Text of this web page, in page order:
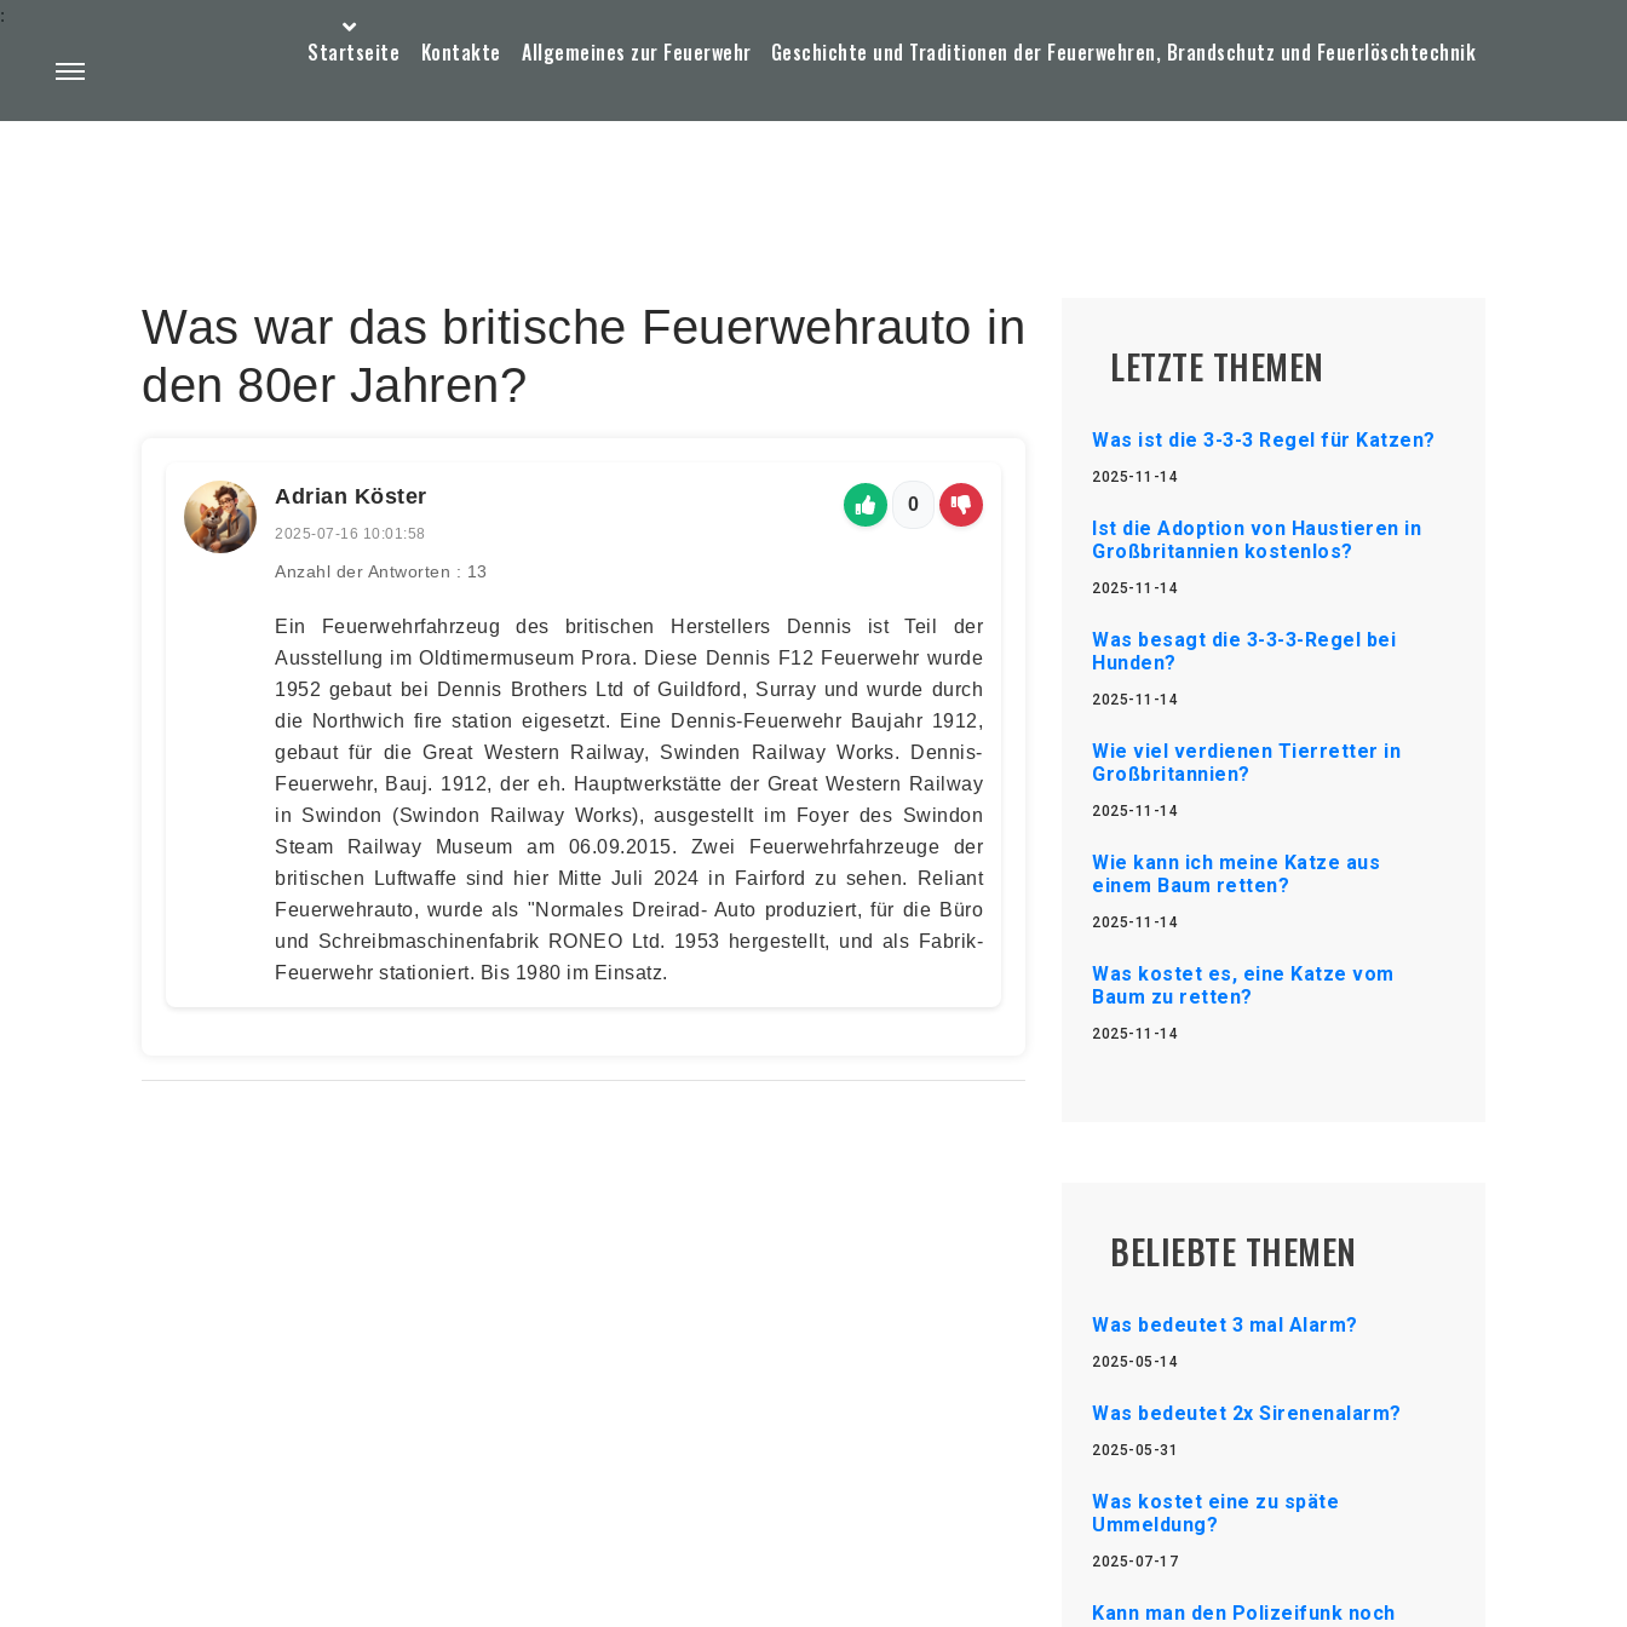
Startseite Kontakte Allgemeines zur Feuerwehr Geschichte und Traditionen der Feuerwehren, Brandschutz und Feuerlöschtechnik
:
Was war das britische Feuerwehrauto in
den 80er Jahren?
Adrian Köster
2025-07-16 10:01:58
Anzahl der Antworten : 13
0
Ein Feuerwehrfahrzeug des britischen Herstellers Dennis ist Teil der
Ausstellung im Oldtimermuseum Prora. Diese Dennis F12 Feuerwehr wurde
1952 gebaut bei Dennis Brothers Ltd of Guildford, Surray und wurde durch
die Northwich fire station eigesetzt. Eine Dennis-Feuerwehr Baujahr 1912,
gebaut für die Great Western Railway, Swinden Railway Works. Dennis-
Feuerwehr, Bauj. 1912, der eh. Hauptwerkstätte der Great Western Railway
in Swindon (Swindon Railway Works), ausgestellt im Foyer des Swindon
Steam Railway Museum am 06.09.2015. Zwei Feuerwehrfahrzeuge der
britischen Luftwaffe sind hier Mitte Juli 2024 in Fairford zu sehen. Reliant
Feuerwehrauto, wurde als "Normales Dreirad- Auto produziert, für die Büro
und Schreibmaschinenfabrik RONEO Ltd. 1953 hergestellt, und als Fabrik-
Feuerwehr stationiert. Bis 1980 im Einsatz.
LETZTE THEMEN
Was ist die 3-3-3 Regel für Katzen?
2025-11-14
Ist die Adoption von Haustieren in
Großbritannien kostenlos?
2025-11-14
Was besagt die 3-3-3-Regel bei
Hunden?
2025-11-14
Wie viel verdienen Tierretter in
Großbritannien?
2025-11-14
Wie kann ich meine Katze aus
einem Baum retten?
2025-11-14
Was kostet es, eine Katze vom
Baum zu retten?
2025-11-14
BELIEBTE THEMEN
Was bedeutet 3 mal Alarm?
2025-05-14
Was bedeutet 2x Sirenenalarm?
2025-05-31
Was kostet eine zu späte
Ummeldung?
2025-07-17
Kann man den Polizeifunk noch